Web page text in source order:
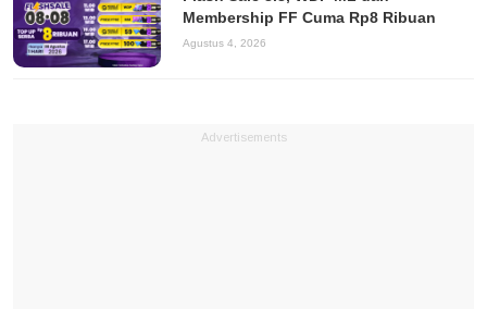
Membership FF Cuma Rp8 Ribuan
Agustus 4, 2026
Advertisements